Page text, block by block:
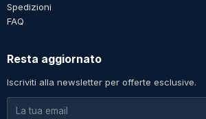
Spedizioni
FAQ
Resta aggiornato
Iscriviti alla newsletter per offerte esclusive.